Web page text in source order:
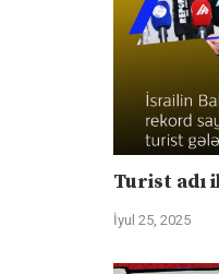
Turist adı
İyul 25, 2025